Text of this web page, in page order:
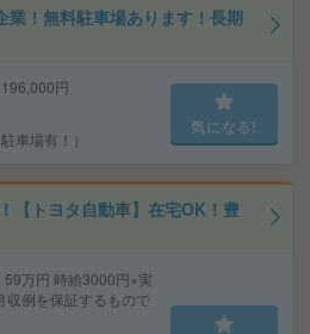
業！無料駐車場あります！長期
円
車場有！）
気になる!
【トヨタ自動車】在宅OK！豊
万円 時給3000円×実
例を保証するもので